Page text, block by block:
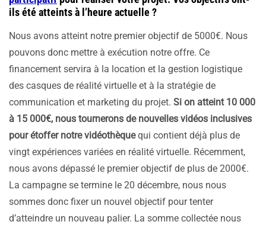
ils été atteints à l’heure actuelle ?
Nous avons atteint notre premier objectif de 5000€. Nous
pouvons donc mettre à exécution notre offre. Ce
financement servira à la location et la gestion logistique
des casques de réalité virtuelle et à la stratégie de
communication et marketing du projet. Si on atteint 10 000
à 15 000€, nous tournerons de nouvelles vidéos inclusives
pour étoffer notre vidéothèquequi contient déjà plus de
vingt expériences variées en réalité virtuelle. Récemment,
nous avons dépassé le premier objectif de plus de 2000€.
La campagne se termine le 20 décembre, nous nous
sommes donc fixer un nouvel objectif pour tenter
d’atteindre un nouveau palier. La somme collectée nous